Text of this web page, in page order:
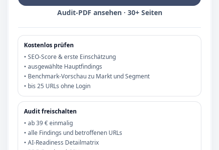
Audit-PDF ansehen · 30+ Seiten
Kostenlos prüfen
• SEO-Score & erste Einschätzung
• ausgewählte Hauptfindings
• Benchmark-Vorschau zu Markt und Segment
• bis 25 URLs ohne Login
Audit freischalten
• ab 39 € einmalig
• alle Findings und betroffenen URLs
• AI-Readiness Detailmatrix